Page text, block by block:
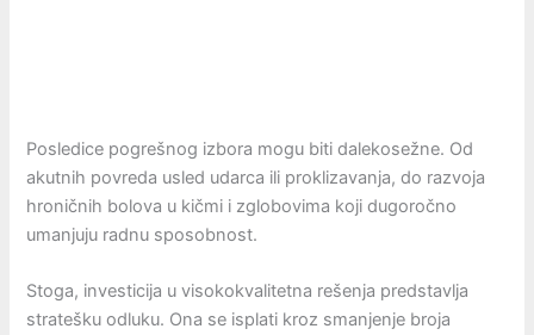
Posledice pogrešnog izbora mogu biti dalekosežne. Od
akutnih povreda usled udarca ili proklizavanja, do razvoja
hroničnih bolova u kičmi i zglobovima koji dugoročno
umanjuju radnu sposobnost.
Stoga, investicija u visokokvalitetna rešenja predstavlja
stratešku odluku. Ona se isplati kroz smanjenje broja